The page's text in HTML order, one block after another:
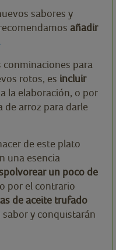
sabores y
añadir
conminaciones para
rotos, es incluir
a la elaboración, o por
de arroz para darle
de este plato
una esencia
un poco de
o por el contrario
de aceite trufado
y conquistarán